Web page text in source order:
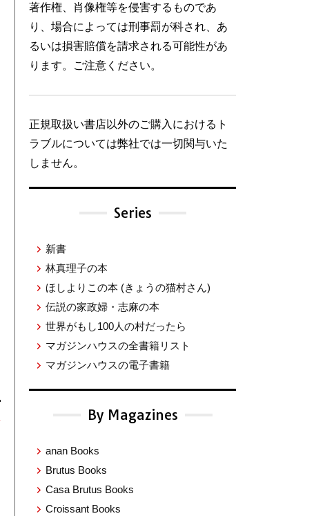
著作権、肖像権等を侵害するものであ
り、場合によっては刑事罰が科され、あ
るいは損害賠償を請求される可能性があ
ります。ご注意ください。
正規取扱い書店以外のご購入におけるト
ラブルについては弊社では一切関与いた
しません。
Series
新書
林真理子の本
ほしよりこの本 (きょうの猫村さん)
伝説の家政婦・志麻の本
世界がもし100人の村だったら
マガジンハウスの全書籍リスト
マガジンハウスの電子書籍
By Magazines
anan Books
Brutus Books
Casa Brutus Books
Croissant Books